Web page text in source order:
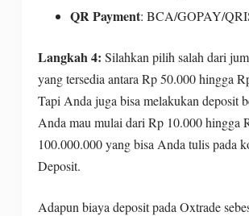
QR Payment: BCA/GOPAY/
Langkah 4: Silahkan pilih salah dari
yang tersedia antara Rp 50.000 hingga
Tapi Anda juga bisa melakukan deposit
Anda mau mulai dari Rp 10.000 hingga
100.000.000 yang bisa Anda tulis pada
Deposit.
Adapun biaya deposit pada Oxtrade